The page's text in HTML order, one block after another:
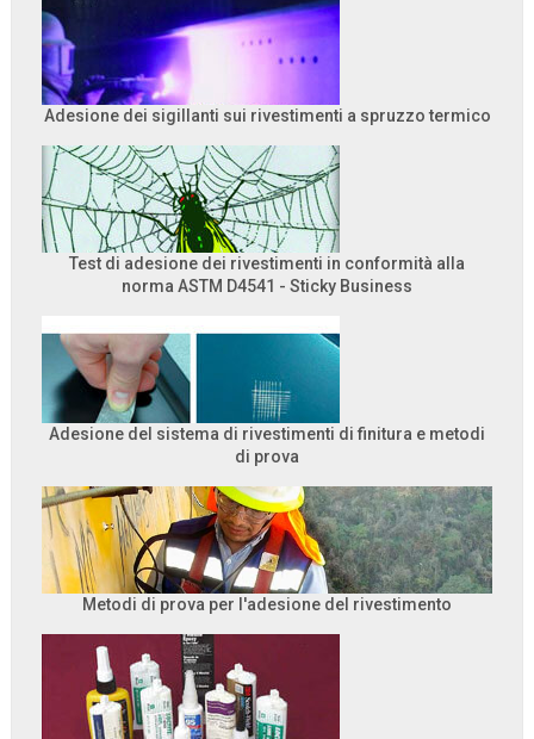
Adesione dei sigillanti sui rivestimenti a spruzzo termico
Test di adesione dei rivestimenti in conformità alla
norma ASTM D4541 - Sticky Business
Adesione del sistema di rivestimenti di finitura e metodi
di prova
Metodi di prova per l'adesione del rivestimento